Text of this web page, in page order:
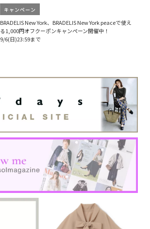
キャンペーン
BRADELIS New York、BRADELIS New York peaceで使え
る1,000円オフクーポンキャンペーン開催中！
9/6(日)23:59まで